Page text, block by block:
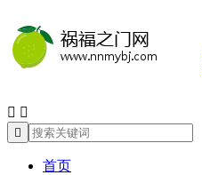
 

首页